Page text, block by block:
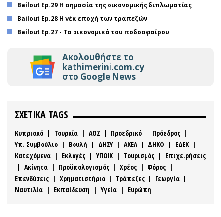
Bailout Ep.29 Η σημασία της οικονομικής διπλωματίας
Bailout Ep.28 Η νέα εποχή των τραπεζών
Bailout Ep.27 - Τα οικονομικά του ποδοσφαίρου
Ακολουθήστε το
kathimerini.com.cy
στο Google News
ΣΧΕΤΙΚΑ TAGS
Κυπριακό | Τουρκία | ΑΟΖ | Προεδρικό | Πρόεδρος |
Υπ. Συμβούλιο | Βουλή | ΔΗΣΥ | ΑΚΕΛ | ΔΗΚΟ | ΕΔΕΚ |
Κατεχόμενα | Εκλογές |ΥΠΟΙΚ | Τουρισμός | Επιχειρήσεις
| Ακίνητα | Προϋπολογισμός | Χρέος | Φόρος |
Επενδύσεις | Χρηματιστήριο | Τράπεζες | Γεωργία |
Ναυτιλία | Εκπαίδευση |Υγεία | Ευρώπη